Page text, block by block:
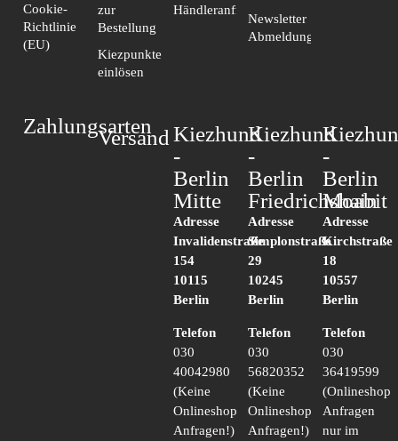
Cookie-
Richtlinie
(EU)
zur
Bestellung
Kiezpunkte
einlösen
Händleranfragen
Newsletter
Abmeldung
Zahlungsarten
Versand
Adresse
Invalidenstraße
154
10115
Berlin
Telefon
030
40042980
(Keine
Onlineshop
Anfragen!)
Kiezhund
-
Berlin
Mitte
Kiezhund
-
Berlin
Friedrichshain
Adresse
Simplonstraße
29
10245
Berlin
Telefon
030
56820352
(Keine
Onlineshop
Anfragen!)
Adresse
Kirchstraße
18
10557
Berlin
Telefon
030
36419599
(Onlineshop
Anfragen
nur im
-
Berlin
Moabit